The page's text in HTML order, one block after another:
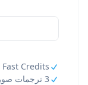
Fast Credits
3 ترجمات صورة إلى صورة/اليوم